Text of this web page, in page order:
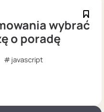
wybrać
o poradę
javascript